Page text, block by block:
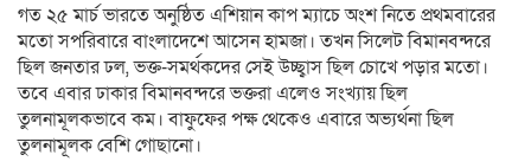
গত ২৫ মার্চ ভারতে অনুষ্ঠিত এশিয়ান কাপ ম্যাচে অংশ নিতে প্রথমবারের
মতো সপরিবারে বাংলাদেশে আসেন হামজা। তখন সিলেট বিমানবন্দরে
ছিল জনতার ঢল, ভক্ত-সমর্থকদের সেই উচ্ছ্বাস ছিল চোখে পড়ার মতো।
তবে এবার ঢাকার বিমানবন্দরে ভক্তরা এলেও সংখ্যায় ছিল
তুলনামূলকভাবে কম। বাফুফের পক্ষ থেকেও এবারে অভ্যর্থনা ছিল
তুলনামূলক বেশি গোছানো।